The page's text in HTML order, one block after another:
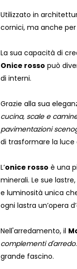
Utilizzato in
cornici, ma anche
La sua capacità di
Onice rosso può
di interni.
Grazie alla sua
cucina, scale e
pavimentazioni
di trasformare la
L’onice rosso è una
minerali. Le sue
e luminosità unica
ogni lastra un’opera
Nell'arredamento, il
complementi d'arredo
grande fascino.